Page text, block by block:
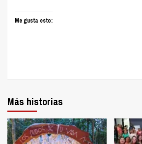
Me gusta esto:
Más historias